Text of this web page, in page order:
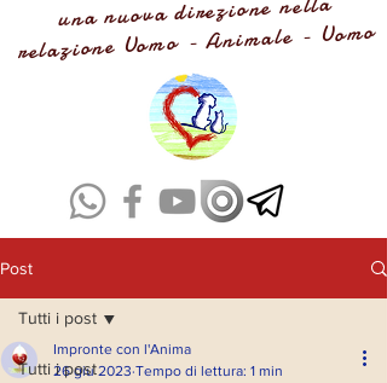
una nuova direzione nella
relazione Uomo - Animale - Uomo
Post
Tutti i post
Tutti i post
Impronte con l'Anima
26 giu 2023 Tempo di lettura: 1 min